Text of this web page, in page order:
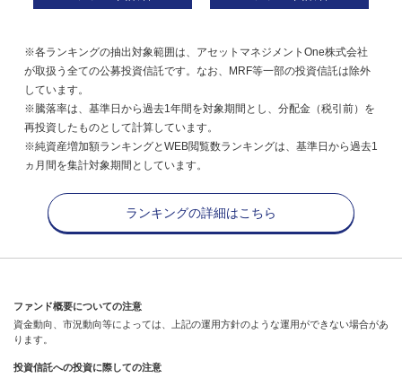
※各ランキングの抽出対象範囲は、アセットマネジメントOne株式会社
が取扱う全ての公募投資信託です。なお、MRF等一部の投資信託は除外
しています。
※騰落率は、基準日から過去1年間を対象期間とし、分配金（税引前）を
再投資したものとして計算しています。
※純資産増加額ランキングとWEB閲覧数ランキングは、基準日から過去1
ヵ月間を集計対象期間としています。
ランキングの詳細はこちら
ファンド概要についての注意
資金動向、市況動向等によっては、上記の運用方針のような運用ができない場合があ
ります。
投資信託への投資に際しての注意